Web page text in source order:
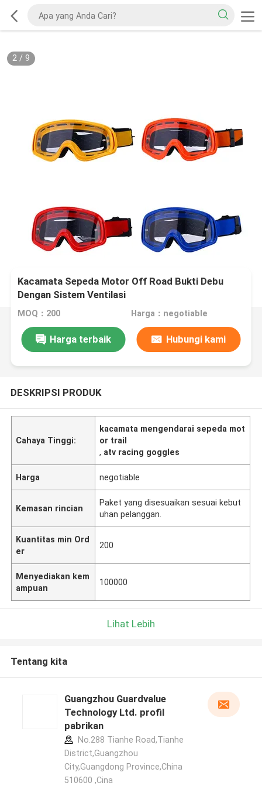
2/ 9
Kacamata Sepeda Motor Off Road Bukti Debu
Dengan Sistem Ventilasi
MOQ：200 Harga：negotiable
Harga terbaik Hubungi kami
DESKRIPSI PRODUK
Cahaya Tinggi:
kacamata mengendarai sepeda mot
or trail
, atv racing goggles
Harga negotiable
Kemasan rincian
Paket yang disesuaikan sesuai kebut
uhan pelanggan.
Kuantitas min Ord
er
200
Menyediakan kem
ampuan
100000
Lihat Lebih
Tentang kita
Guangzhou Guardvalue
Technology Ltd. profil
pabrikan
No.288 Tianhe Road,Tianhe
District,Guangzhou
City,Guangdong Province,China
510600 ,Cina